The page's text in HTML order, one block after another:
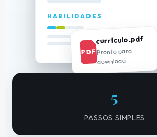
HABILIDADES
PDF
curriculo.pdf
Pronto para
download
5
PASSOS SIMPLES